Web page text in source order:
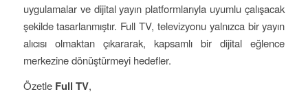
uygulamalar ve dijital yayın platformlarıyla uyumlu çalışacak
şekilde tasarlanmıştır. Full TV, televizyonu yalnızca bir yayın
alıcısı olmaktan çıkararak, kapsamlı bir dijital eğlence
merkezine dönüştürmeyi hedefler.
Özetle Full TV,